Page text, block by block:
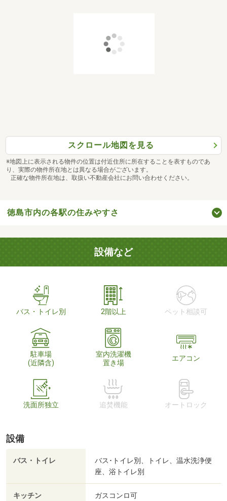
スクロール地図を見る
※地図上に表示される物件の位置は付近住所に所在することを表すものであ
り、実際の物件所在地とは異なる場合がございます。
正確な物件所在地は、取扱い不動産会社にお問い合わせください。
徳島市内の各駅の住みやすさ
設備など
バス・トイレ別 2階以上 ペット相談可
駐車場
(近隣含)
室内洗濯機
置き場
エアコン
洗面所独立 追焚機能 オートロック
設備
バス・トイレ
バス･トイレ別、トイレ、温水洗浄便
座、浴トイレ別
キッチン ガスコンロ可